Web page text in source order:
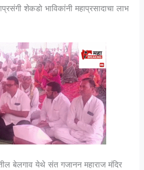
शेकडो भाविकांनी महाप्रसादाचा लाभ
बेलगाव येथे संत गजानन महाराज मंदिर